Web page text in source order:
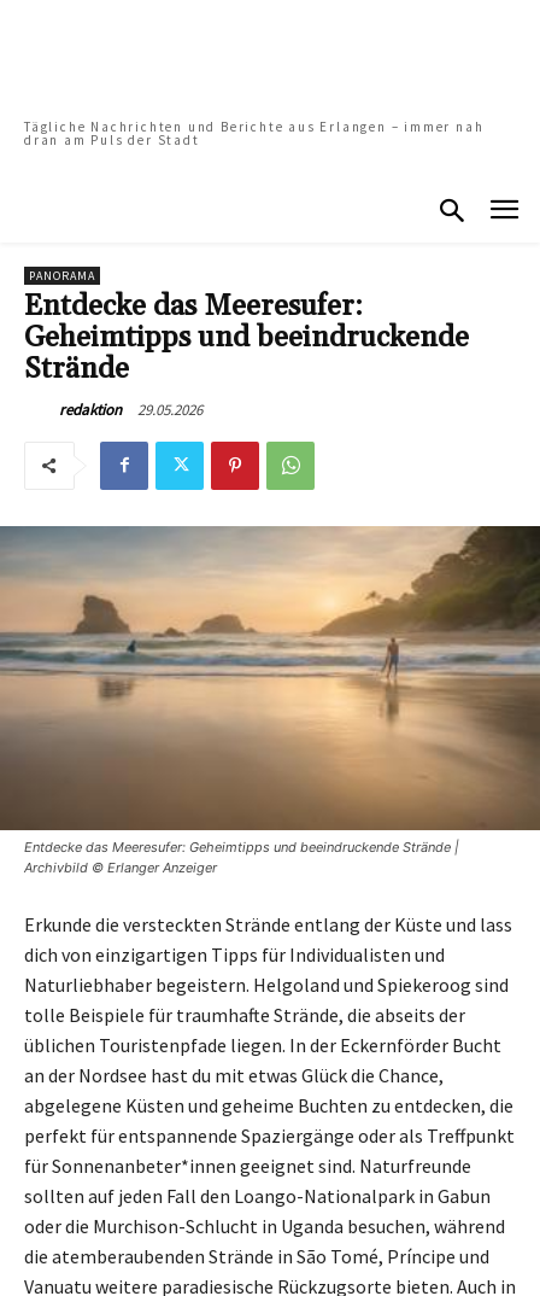
Tägliche Nachrichten und Berichte aus Erlangen – immer nah
dran am Puls der Stadt
PANORAMA
Entdecke das Meeresufer:
Geheimtipps und beeindruckende
Strände
redaktion 29.05.2026
Entdecke das Meeresufer: Geheimtipps und beeindruckende Strände |
Archivbild © Erlanger Anzeiger
Erkunde die versteckten Strände entlang der Küste und lass
dich von einzigartigen Tipps für Individualisten und
Naturliebhaber begeistern. Helgoland und Spiekeroog sind
tolle Beispiele für traumhafte Strände, die abseits der
üblichen Touristenpfade liegen. In der Eckernförder Bucht
an der Nordsee hast du mit etwas Glück die Chance,
abgelegene Küsten und geheime Buchten zu entdecken, die
perfekt für entspannende Spaziergänge oder als Treffpunkt
für Sonnenanbeter*innen geeignet sind. Naturfreunde
sollten auf jeden Fall den Loango-Nationalpark in Gabun
oder die Murchison-Schlucht in Uganda besuchen, während
die atemberaubenden Strände in São Tomé, Príncipe und
Vanuatu weitere paradiesische Rückzugsorte bieten. Auch in